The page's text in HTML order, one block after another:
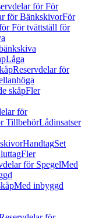
för För
för BänkskivorFör
För tvättställ för
Låga
Reservdelar för
skåpFler
för
TillbehörLådinsatser
HandtagSet
Fler
för SpegelMed
Med inbyggd